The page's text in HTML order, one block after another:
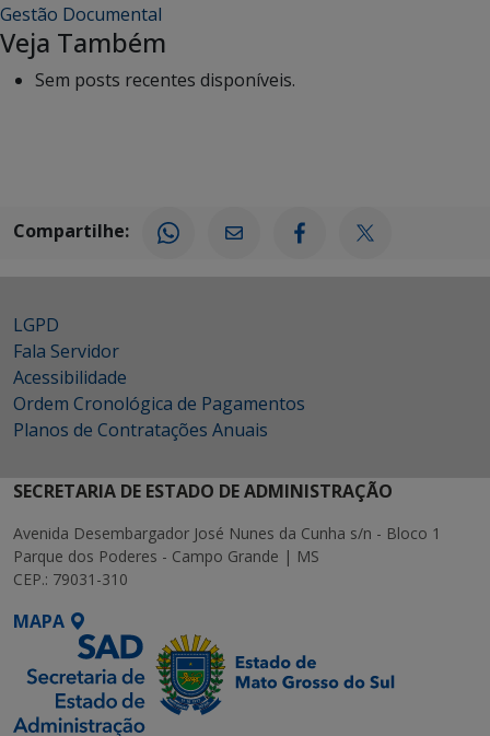
Gestão Documental
Veja Também
Sem posts recentes disponíveis.
Compartilhe:
LGPD
Fala Servidor
Acessibilidade
Ordem Cronológica de Pagamentos
Planos de Contratações Anuais
SECRETARIA DE ESTADO DE ADMINISTRAÇÃO
Avenida Desembargador José Nunes da Cunha s/n - Bloco 1
Parque dos Poderes - Campo Grande | MS
CEP.: 79031-310
MAPA